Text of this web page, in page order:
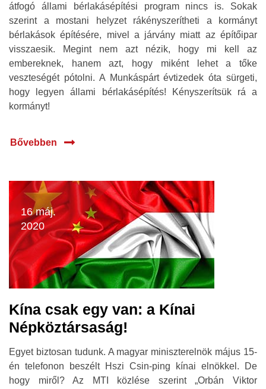
átfogó állami bérlakásépítési program nincs is. Sokak
szerint a mostani helyzet rákényszerítheti a kormányt
bérlakások építésére, mivel a járvány miatt az építőipar
visszaesik. Megint nem azt nézik, hogy mi kell az
embereknek, hanem azt, hogy miként lehet a tőke
veszteségét pótolni. A Munkáspárt évtizedek óta sürgeti,
hogy legyen állami bérlakásépítés! Kényszerítsük rá a
kormányt!
Bővebben
16 máj.
2020
Kína csak egy van: a Kínai
Népköztársaság!
Egyet biztosan tudunk. A magyar miniszterelnök május 15-
én telefonon beszélt Hszi Csin-ping kínai elnökkel. De
hogy miről? Az MTI közlése szerint „Orbán Viktor